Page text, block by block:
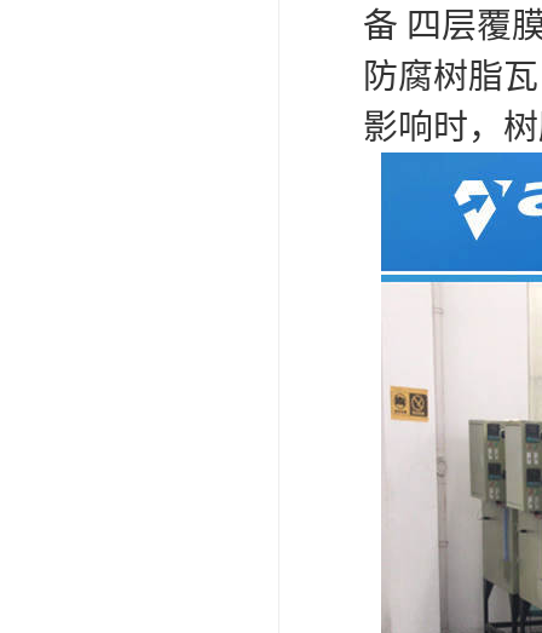
备 四层覆
防腐树脂
影响时，